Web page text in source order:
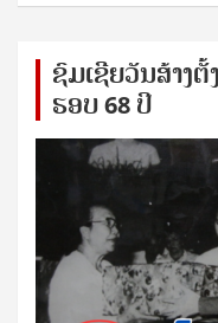
ຊົ​ມ​ເຊີຍ​ວັນ​ສ້າງ​
ຮອບ 68 ປິ